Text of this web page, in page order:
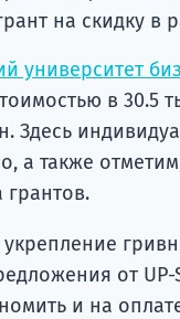
на скидку в
университет
в 30.5
Здесь
а также
укрепление
от
и на